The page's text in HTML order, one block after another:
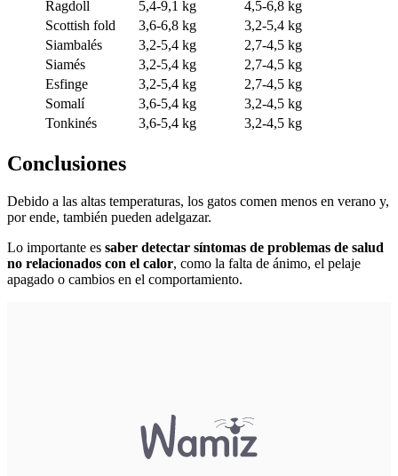
Ragdoll 5,4-9,1 kg
4,5-6,8 kg
Scottish fold
3,6-6,8 kg
3,2-5,4 kg
Siambalés
3,2-5,4 kg
2,7-4,5 kg
Siamés
3,2-5,4 kg
2,7-4,5 kg
Esfinge
3,2-5,4 kg
2,7-4,5 kg
Somalí
3,6-5,4 kg
3,2-4,5 kg
Tonkinés
3,6-5,4 kg 3,2-4,5 kg
Conclusiones
Debido a las altas temperaturas, los gatos comen menos en verano y,
por ende, también pueden adelgazar.
Lo importante es saber detectar síntomas de problemas de salud
no relacionados con el calor, como la falta de ánimo, el pelaje
apagado o cambios en el comportamiento.